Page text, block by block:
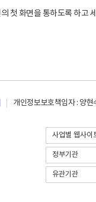
첫 화면을 통하도록 하고
개인정보보호책임자 : 양